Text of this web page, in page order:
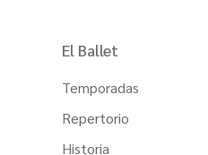
El Ballet
Temporadas
Repertorio
Historia